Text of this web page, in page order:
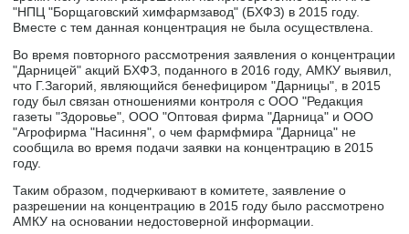
"НПЦ "Борщаговский химфармзавод" (БХФЗ) в 2015 году.
Вместе с тем данная концентрация не была осуществлена.
Во время повторного рассмотрения заявления о концентрации
"Дарницей" акций БХФЗ, поданного в 2016 году, АМКУ выявил,
что Г.Загорий, являющийся бенефициром "Дарницы", в 2015
году был связан отношениями контроля с ООО "Редакция
газеты "Здоровье", ООО "Оптовая фирма "Дарница" и ООО
"Агрофирма "Насиння", о чем фармфмира "Дарница" не
сообщила во время подачи заявки на концентрацию в 2015
году.
Таким образом, подчеркивают в комитете, заявление о
разрешении на концентрацию в 2015 году было рассмотрено
АМКУ на основании недостоверной информации.